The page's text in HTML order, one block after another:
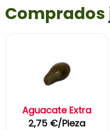
Aguacate Extra
2,75 €/Pieza